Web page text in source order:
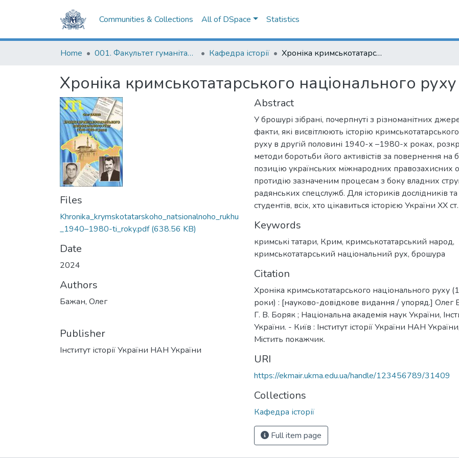
Communities & Collections All of DSpace Statistics
Home 001. Факультет гуманітарних наук Кафедра історії Хроніка кримськотатарського національного руху (1940–1980-ті роки)
Хроніка кримськотатарського національного
Files
Khronika_krymskotatarskoho_natsionalnoho_rukhu
_1940–1980-ti_roky.pdf(638.56 KB)
Date
2024
Authors
Бажан, Олег
Publisher
Інститут історії України НАН України
Abstract
У брошурі зібрані, почерпнуті з різноманітних
факти, які висвітлюють історію
руху в другій половині 1940-х –1980-х роках,
методи боротьби його активістів за повернення на
позицію українських міжнародних правозахисних
протидію зазначеним процесам з боку владних
радянських спецслужб. Для істориків дослідників та
студентів, всіх, хто цікавиться історією України ХХ ст.
Keywords
кримські татари, Крим, кримськотатарський народ,
кримськотатарський національний рух, брошура
Citation
Хроніка кримськотатарського національного руху
роки) : [науково-довідкове видання / упоряд.] Олег
Г. В. Боряк ; Національна академія наук України,
України. - Київ : Інститут історії України НАН
Micтить пoкaжчик.
URI
https://ekmair.ukma.edu.ua/handle/123456789/31409
Collections
Кафедра історії
Full item page